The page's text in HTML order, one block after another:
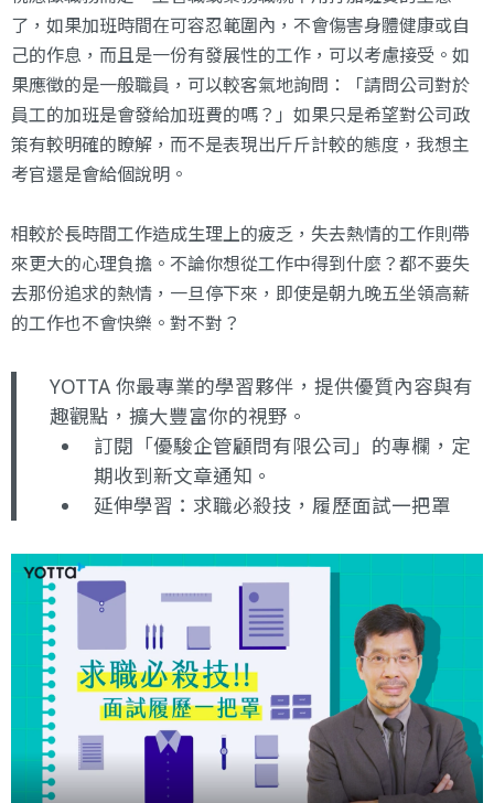
了，如果加班時間在可容忍範圍內，不會傷害身體健康或自
己的作息，而且是一份有發展性的工作，可以考慮接受。如
果應徵的是一般職員，可以較客氣地詢問：「請問公司對於
員工的加班是會發給加班費的嗎？」如果只是希望對公司政
策有較明確的瞭解，而不是表現出斤斤計較的態度，我想主
考官還是會給個說明。
相較於長時間工作造成生理上的疲乏，失去熱情的工作則帶
來更大的心理負擔。不論你想從工作中得到什麼？都不要失
去那份追求的熱情，一旦停下來，即使是朝九晚五坐領高薪
的工作也不會快樂。對不對？
YOTTA 你最專業的學習夥伴，提供優質內容與有
趣觀點，擴大豐富你的視野。
訂閱「優駿企管顧問有限公司」的專欄 ，定
期收到新文章通知。
延伸學習： 求職必殺技，履歷面試一把罩